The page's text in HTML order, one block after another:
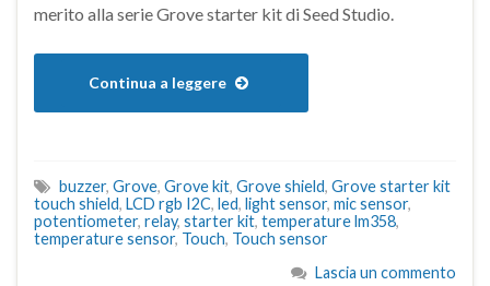
merito alla serie Grove starter kit di Seed Studio.
Continua a leggere
buzzer, Grove, Grove kit, Grove shield, Grove starter kit
touch shield, LCD rgb I2C, led, light sensor, mic sensor,
potentiometer, relay, starter kit, temperature lm358,
temperature sensor, Touch, Touch sensor
Lascia un commento